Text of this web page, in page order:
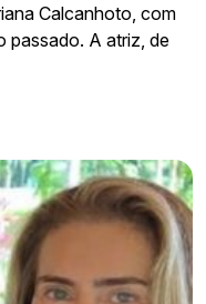
Calcanhoto, com
passado. A atriz, de